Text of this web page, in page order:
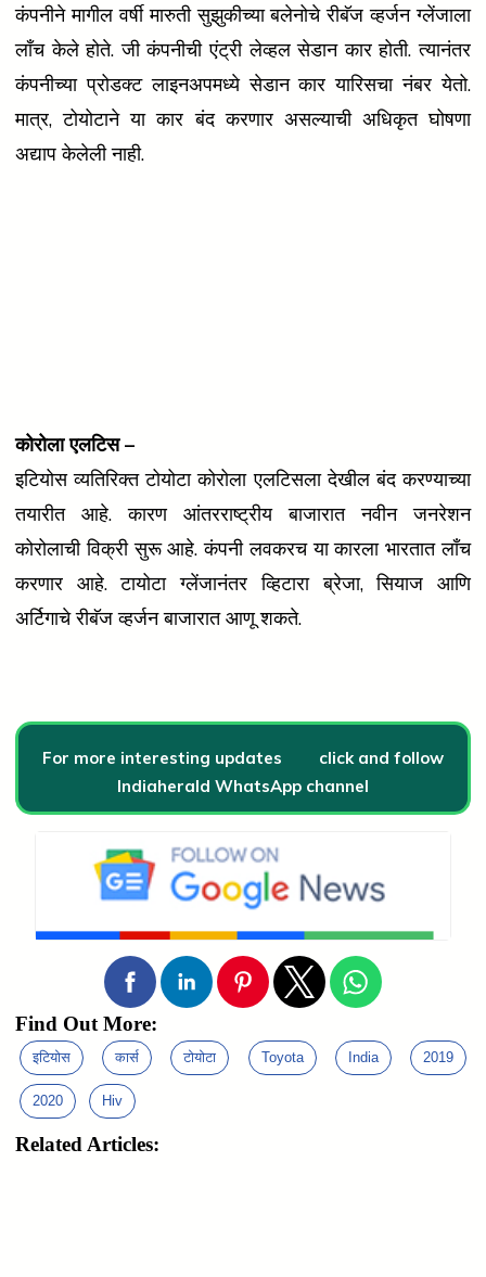
कंपनीने मागील वर्षी मारुती सुझुकीच्या बलेनोचे रीबॅज व्हर्जन ग्लेंजाला
लाँच केले होते. जी कंपनीची एंट्री लेव्हल सेडान कार होती. त्यानंतर
कंपनीच्या प्रोडक्ट लाइनअपमध्ये सेडान कार यारिसचा नंबर येतो.
मात्र, टोयोटाने या कार बंद करणार असल्याची अधिकृत घोषणा
अद्याप केलेली नाही.
कोरोला एलटिस –
इटियोस व्यतिरिक्त टोयोटा कोरोला एलटिसला देखील बंद करण्याच्या
तयारीत आहे. कारण आंतरराष्ट्रीय बाजारात नवीन जनरेशन
कोरोलाची विक्री सुरू आहे. कंपनी लवकरच या कारला भारतात लाँच
करणार आहे. टायोटा ग्लेंजानंतर व्हिटारा ब्रेजा, सियाज आणि
अर्टिगाचे रीबॅज व्हर्जन बाजारात आणू शकते.
For more interesting updates
click and follow
Indiaherald WhatsApp channel
Find Out More:
इटियोस कार्स टोयोटा Toyota India 2019
2020 Hiv
Related Articles: